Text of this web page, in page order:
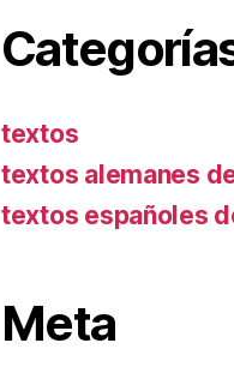
textos
textos alemanes
textos españoles
Meta